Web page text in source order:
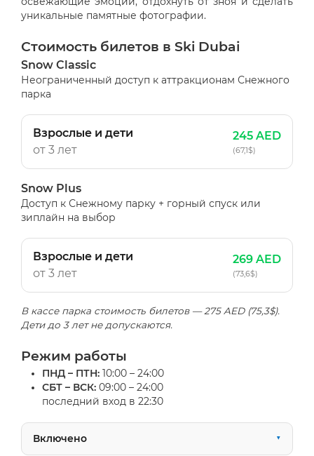
уникальные памятные фотографии.
Стоимость билетов в Ski Dubai
Snow Classic
Неограниченный доступ к аттракционам Снежного
парка
Взрослые и дети
от 3 лет
245 AED
(67,1$)
Snow Plus
Доступ к Снежному парку + горный спуск или
зиплайн на выбор
Взрослые и дети
от 3 лет
269 AED
(73,6$)
В кассе парка стоимость билетов — 275 AED (75,3$).
Дети до 3 лет не допускаются.
Режим работы
ПНД – ПТН: 10:00 – 24:00
СБТ – ВСК: 09:00 – 24:00
последний вход в 22:30
Включено